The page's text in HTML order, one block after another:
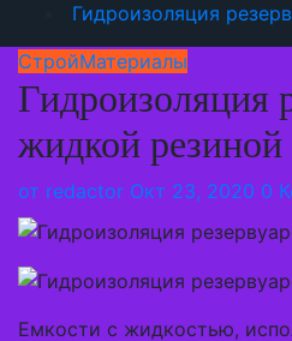
Гидроизоляция
СтройМатериалы
Гидроизоляция
жидкой резиной
от redactor Окт 23, 2020 0
Емкости с жидкостью,